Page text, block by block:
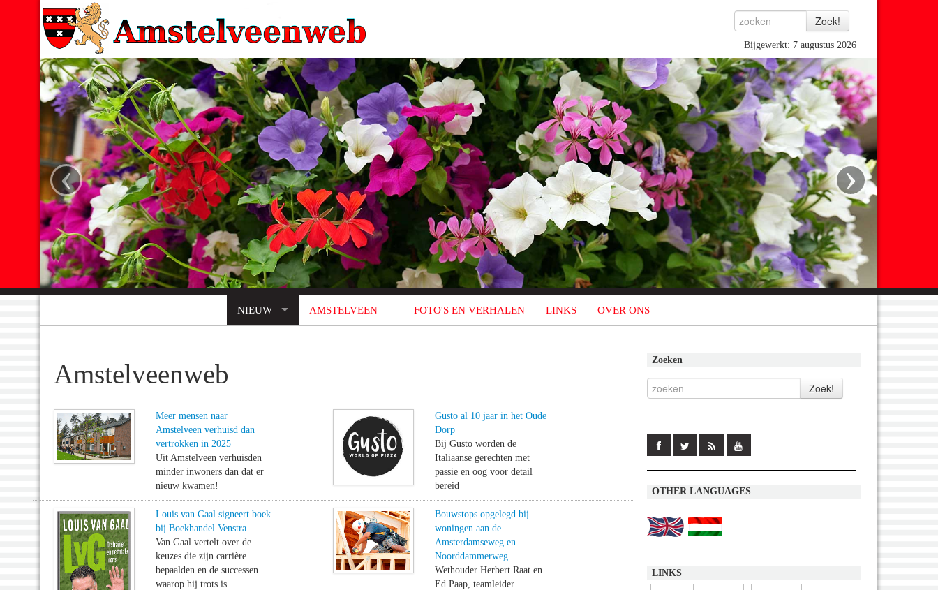
Bijgewerkt: 7 augustus 2026
‹ ›
NIEUW AMSTELVEEN FOTO'S EN VERHALEN LINKS OVER ONS
Amstelveenweb
Meer mensen naar
Amstelveen verhuisd dan
vertrokken in 2025
Uit Amstelveen verhuisden
minder inwoners dan dat er
nieuw kwamen!
Gusto al 10 jaar in het Oude
Dorp
Bij Gusto worden de
Italiaanse gerechten met
passie en oog voor detail
bereid
Louis van Gaal signeert boek
bij Boekhandel Venstra
Van Gaal vertelt over de
keuzes die zijn carrière
bepaalden en de successen
waarop hij trots is
Bouwstops opgelegd bij
woningen aan de
Amsterdamseweg en
Noorddammerweg
Wethouder Herbert Raat en
Ed Paap, teamleider
Zoeken
OTHER LANGUAGES
LINKS